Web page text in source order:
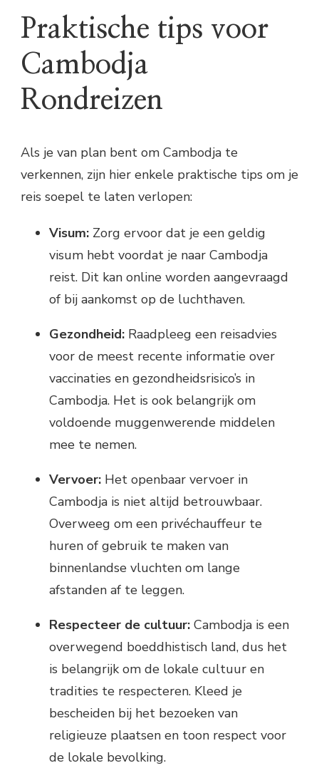
Praktische tips voor
Cambodja
Rondreizen
Als je van plan bent om Cambodja te
verkennen, zijn hier enkele praktische tips om je
reis soepel te laten verlopen:
Visum: Zorg ervoor dat je een geldig
visum hebt voordat je naar Cambodja
reist. Dit kan online worden aangevraagd
of bij aankomst op de luchthaven.
Gezondheid: Raadpleeg een reisadvies
voor de meest recente informatie over
vaccinaties en gezondheidsrisico’s in
Cambodja. Het is ook belangrijk om
voldoende muggenwerende middelen
mee te nemen.
Vervoer: Het openbaar vervoer in
Cambodja is niet altijd betrouwbaar.
Overweeg om een privéchauffeur te
huren of gebruik te maken van
binnenlandse vluchten om lange
afstanden af te leggen.
Respecteer de cultuur: Cambodja is een
overwegend boeddhistisch land, dus het
is belangrijk om de lokale cultuur en
tradities te respecteren. Kleed je
bescheiden bij het bezoeken van
religieuze plaatsen en toon respect voor
de lokale bevolking.